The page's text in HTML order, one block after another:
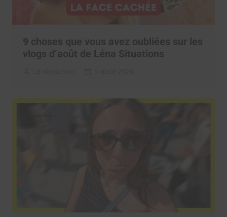
9 choses que vous avez oubliées sur les
vlogs d’août de Léna Situations